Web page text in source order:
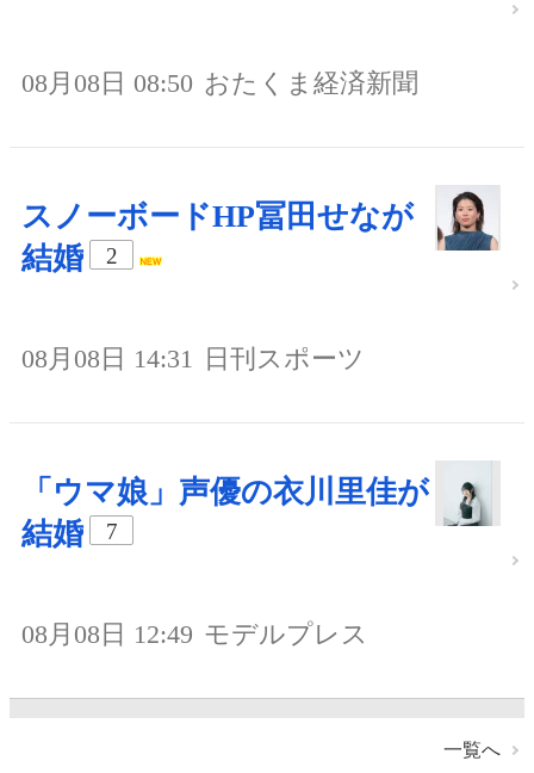
08月08日 08:50 おたくま経済新聞
スノーボードHP冨田せなが
結婚
2
08月08日 14:31 日刊スポーツ
「ウマ娘」声優の衣川里佳が
結婚
7
08月08日 12:49 モデルプレス
一覧へ